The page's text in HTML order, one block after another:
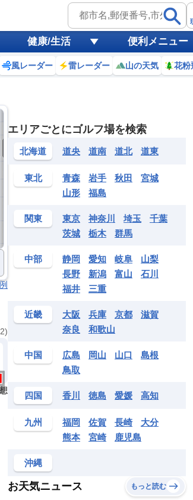
健康/生活 便利メニュー
風レーダー 雷レーダー 山の天気 花粉
3
28℃
4
28℃
5
28
3
6
28
4m
7
4m 5
)
エリアごとにゴルフ場を検索
北海道 道央 道南 道北 道東
東北 青森 岩手 秋田
宮城
山形
福島
関東 東京 神奈川 埼玉
千葉
茨城
栃木 群馬
中部 静岡 愛知 岐阜
山梨
長野
新潟 富山
石川
福井
三重
近畿 大阪 兵庫 京都
滋賀
奈良
和歌山
中国 広島 岡山 山口
島根
鳥取
四国 香川 徳島 愛媛 高知
九州 福岡 佐賀 長崎
大分
熊本
宮崎 鹿児島
沖縄
お天気ニュース もっと読む